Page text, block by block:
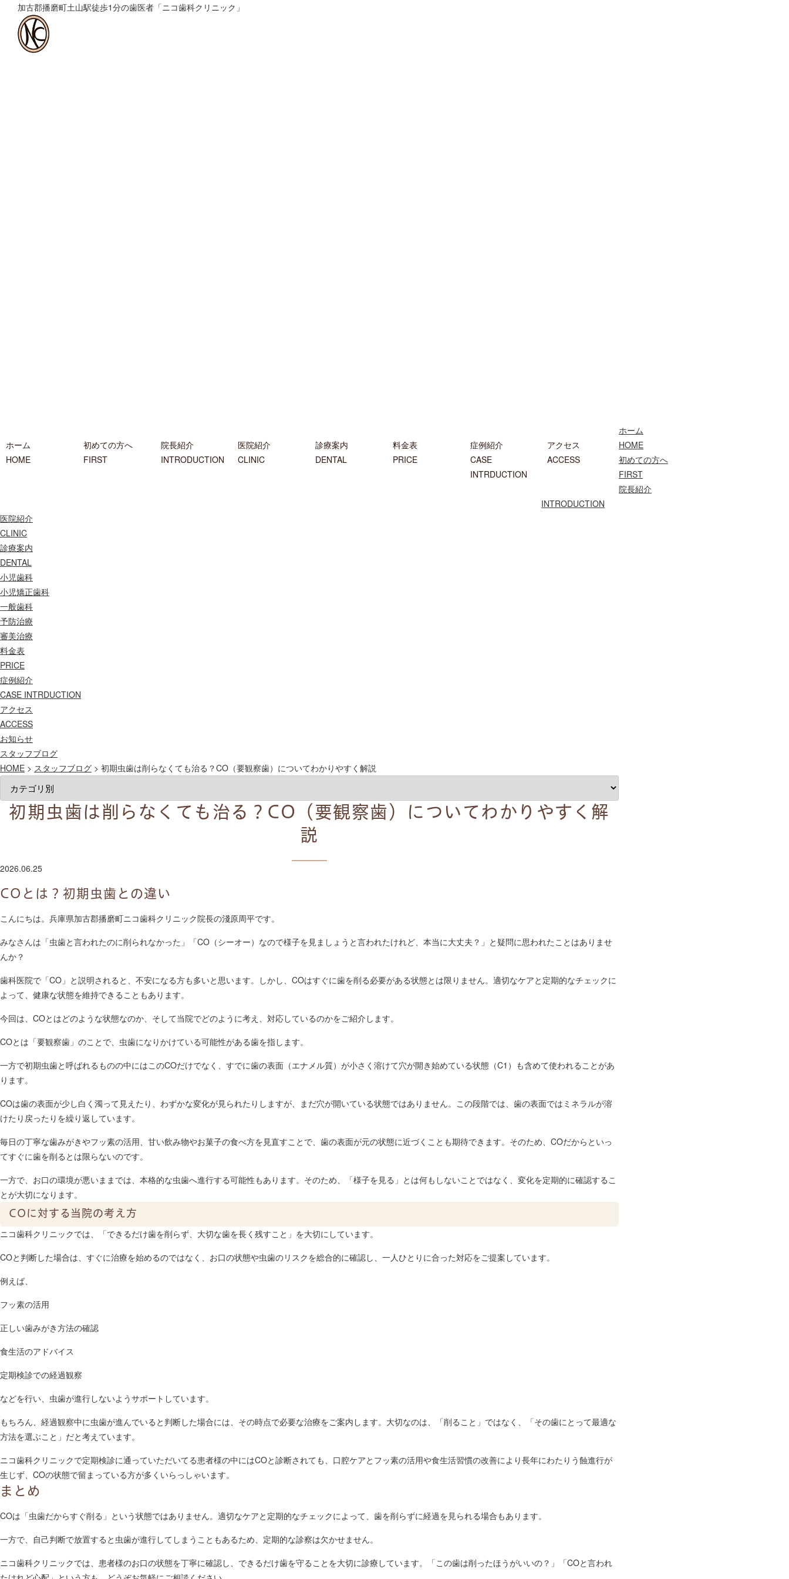
加古郡播磨町土山駅徒歩1分の歯医者「ニコ歯科クリニック」
ホーム
HOME
初めての方へ
FIRST
院長紹介
INTRODUCTION
医院紹介
CLINIC
診療案内
DENTAL
料金表
PRICE
症例紹介
CASE
INTRDUCTION
アクセス
ACCESS
ホーム
HOME
初めての方へ
FIRST
院長紹介
INTRODUCTION
医院紹介
CLINIC
診療案内
DENTAL
小児歯科
小児矯正歯科
一般歯科
予防治療
審美治療
料金表
PRICE
症例紹介
CASE INTRDUCTION
アクセス
ACCESS
お知らせ
スタッフブログ
HOME > スタッフブログ > 初期虫歯は削らなくても治る？CO（要観察歯）についてわかりやすく解説
初期虫歯は削らなくても治る？CO（要観察歯）についてわかりやすく解
説
2026.06.25
COとは？初期虫歯との違い
こんにちは。兵庫県加古郡播磨町ニコ歯科クリニック院長の淺原周平です。
みなさんは「虫歯と言われたのに削られなかった」「CO（シーオー）なので様子を見ましょうと言われたけれど、本当に大丈夫？」と疑問に思われたことはありませ
んか？
歯科医院で「CO」と説明されると、不安になる方も多いと思います。しかし、COはすぐに歯を削る必要がある状態とは限りません。適切なケアと定期的なチェックに
よって、健康な状態を維持できることもあります。
今回は、COとはどのような状態なのか、そして当院でどのように考え、対応しているのかをご紹介します。
COとは「要観察歯」のことで、虫歯になりかけている可能性がある歯を指します。
一方で初期虫歯と呼ばれるものの中にはこのCOだけでなく、すでに歯の表面（エナメル質）が小さく溶けて穴が開き始めている状態（C1）も含めて使われることがあ
ります。
COは歯の表面が少し白く濁って見えたり、わずかな変化が見られたりしますが、まだ穴が開いている状態ではありません。この段階では、歯の表面ではミネラルが溶
けたり戻ったりを繰り返しています。
毎日の丁寧な歯みがきやフッ素の活用、甘い飲み物やお菓子の食べ方を見直すことで、歯の表面が元の状態に近づくことも期待できます。そのため、COだからといっ
てすぐに歯を削るとは限らないのです。
一方で、お口の環境が悪いままでは、本格的な虫歯へ進行する可能性もあります。そのため、「様子を見る」とは何もしないことではなく、変化を定期的に確認するこ
とが大切になります。
COに対する当院の考え方
ニコ歯科クリニックでは、「できるだけ歯を削らず、大切な歯を長く残すこと」を大切にしています。
COと判断した場合は、すぐに治療を始めるのではなく、お口の状態や虫歯のリスクを総合的に確認し、一人ひとりに合った対応をご提案しています。
例えば、
フッ素の活用
正しい歯みがき方法の確認
食生活のアドバイス
定期検診での経過観察
などを行い、虫歯が進行しないようサポートしています。
もちろん、経過観察中に虫歯が進んでいると判断した場合には、その時点で必要な治療をご案内します。大切なのは、「削ること」ではなく、「その歯にとって最適な
方法を選ぶこと」だと考えています。
ニコ歯科クリニックで定期検診に通っていただいてる患者様の中にはCOと診断されても、口腔ケアとフッ素の活用や食生活習慣の改善により長年にわたりう蝕進行が
生じず、COの状態で留まっている方が多くいらっしゃいます。
まとめ
COは「虫歯だからすぐ削る」という状態ではありません。適切なケアと定期的なチェックによって、歯を削らずに経過を見られる場合もあります。
一方で、自己判断で放置すると虫歯が進行してしまうこともあるため、定期的な診察は欠かせません。
ニコ歯科クリニックでは、患者様のお口の状態を丁寧に確認し、できるだけ歯を守ることを大切に診療しています。「この歯は削ったほうがいいの？」「COと言われ